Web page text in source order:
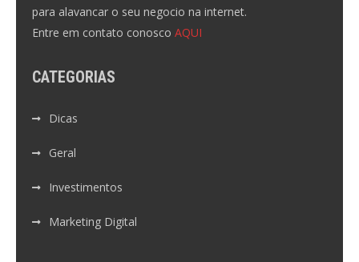
para alavancar o seu negocio na internet.
Entre em contato conosco AQUI
CATEGORIAS
Dicas
Geral
Investimentos
Marketing Digital